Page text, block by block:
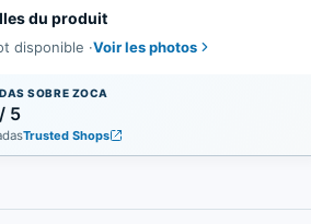
du produit
disponible ·Voir les photos
SOBRE ZOCA
5
Trusted Shops